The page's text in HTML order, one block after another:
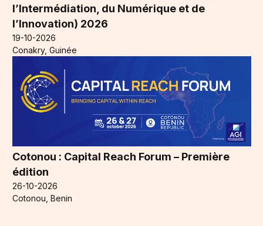
l’Intermédiation, du Numérique et de
l’Innovation) 2026
19-10-2026
Conakry, Guinée
Cotonou : Capital Reach Forum – Première
édition
26-10-2026
Cotonou, Benin